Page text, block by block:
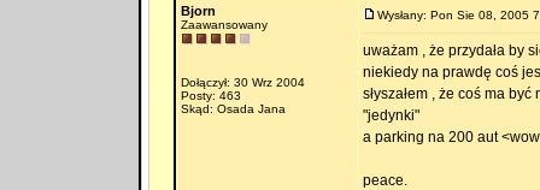
Bjorn
Zaawansowany
Dołączył: 30 Wrz 2004
Posty: 463
Skąd: Osada Jana
Wysłany: Pon Sie 08, 2005
uważam , że przydała by
niekiedy na prawdę coś
słyszałem , że coś ma
"jedynki"
a parking na 200 aut
peace.